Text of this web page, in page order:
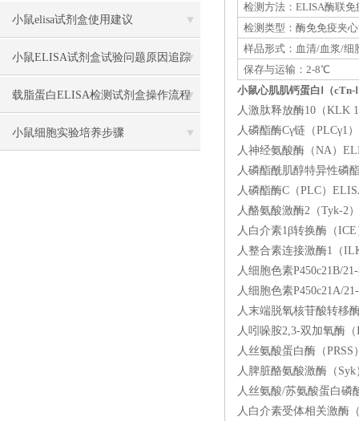
小鼠elisa试剂盒使用建议
小鼠ELISA试剂盒试验问题原因追踪
载脂蛋白ELISA检测试剂盒操作流程
方法
小鼠细胞实验培养步骤
检测方法：ELISA酶联免
检测类型：酶免免疫夹
样品形式：血清/血浆/细
保存与运输：2-8℃
小鼠心肌肌钙蛋白Ⅰ（cTn-
人激肽释放酶10（KLK
人磷酯酶Cγ链（PLCγ1
人神经氨酸酶（NA）
人磷酯酰肌醇特异性磷
人磷酯酶C（PLC）
人酪氨酸激酶2（Tyk-2
人白介素1β转换酶（
人整合素连接激酶1（
人细胞色素P450c21B/
人细胞色素P450c21A/
人末端脱氧核苷酸转移
人吲哚胺2,3-双加氧酶
人丝氨酸蛋白酶（
人脾脏酪氨酸激酶（
人丝氨酸/苏氨酸蛋白磷
人白介素受体相关激酶